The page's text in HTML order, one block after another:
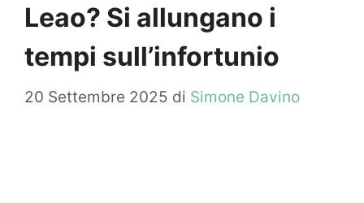
Leao? Si allungano i
tempi sull’infortunio
20 Settembre 2025 di Simone Davino